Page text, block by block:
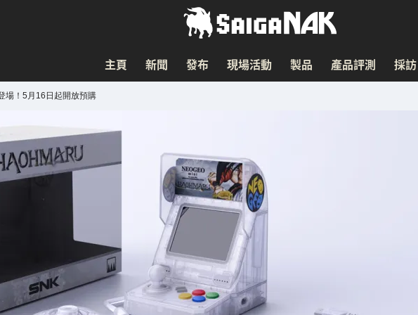
主頁 新聞 發布 現場活動 製品 產品評測 採訪
場！5月16日起開放預購